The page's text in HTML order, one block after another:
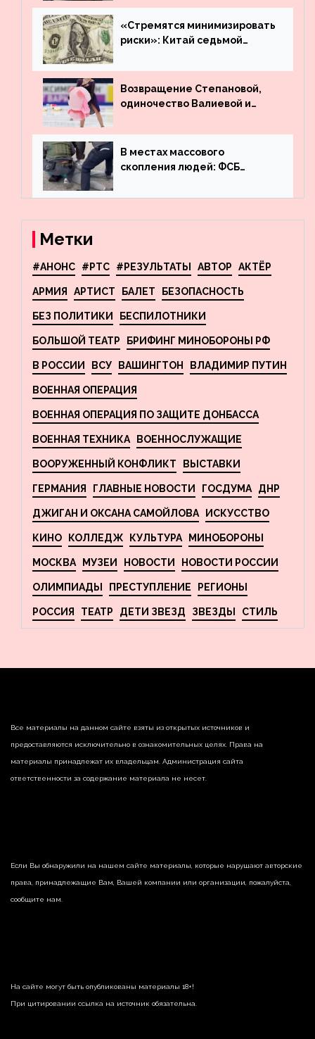
угнанную в Казахстан
машину
«Стремятся минимизировать
риски»: Китай седьмой
деньги из американского
госдолга
Возвращение Степановой,
одиночество Валиевой и
что обсуждают в мире
фигурного катания
В местах массового
скопления людей: ФСБ
террористов, планировавших
Метки
#АНОНС #РТС #РЕЗУЛЬТАТЫ АВТОР АКТЁР
АРМИЯ АРТИСТ БАЛЕТ БЕЗОПАСНОСТЬ
БЕЗ ПОЛИТИКИ БЕСПИЛОТНИКИ
БОЛЬШОЙ ТЕАТР БРИФИНГ МИНОБОРОНЫ РФ
В РОССИИ ВСУ ВАШИНГТОН ВЛАДИМИР ПУТИН
ВОЕННАЯ ОПЕРАЦИЯ
ВОЕННАЯ ОПЕРАЦИЯ ПО ЗАЩИТЕ ДОНБАССА
ВОЕННАЯ ТЕХНИКА ВОЕННОСЛУЖАЩИЕ
ВООРУЖЕННЫЙ КОНФЛИКТ ВЫСТАВКИ
ГЕРМАНИЯ ГЛАВНЫЕ НОВОСТИ ГОСДУМА ДНР
ДЖИГАН И ОКСАНА САМОЙЛОВА ИСКУССТВО
КИНО КОЛЛЕДЖ КУЛЬТУРА МИНОБОРОНЫ
МОСКВА МУЗЕИ НОВОСТИ НОВОСТИ РОССИИ
ОЛИМПИАДЫ ПРЕСТУПЛЕНИЕ РЕГИОНЫ
РОССИЯ ТЕАТР ДЕТИ ЗВЕЗД ЗВЕЗДЫ СТИЛЬ
Все материалы на данном сайте взяты из открытых источников и
предоставляются исключительно в ознакомительных целях. Права на
материалы принадлежат их владельцам. Администрация сайта
ответственности за содержание материала не несет.
Если Вы обнаружили на нашем сайте материалы, которые нарушают авторские
права, принадлежащие Вам, Вашей компании или организации, пожалуйста,
сообщите нам.
На сайте могут быть опубликованы материалы 18+!
При цитировании ссылка на источник обязательна.